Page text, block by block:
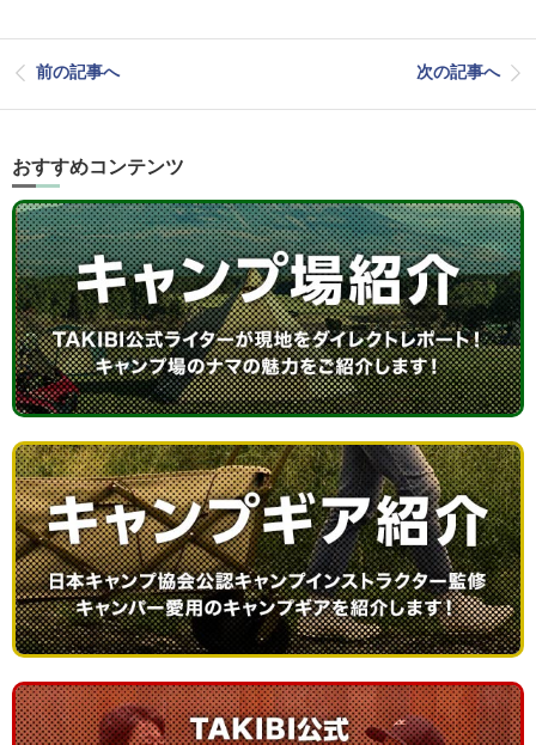
前の記事へ 次の記事へ
おすすめコンテンツ